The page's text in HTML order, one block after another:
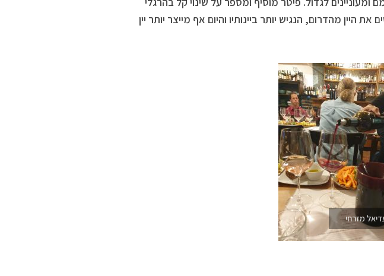
היין מהדרום, הנגיש יותר ביינותיו והיום אף מייצר יותר יין
מזרחי